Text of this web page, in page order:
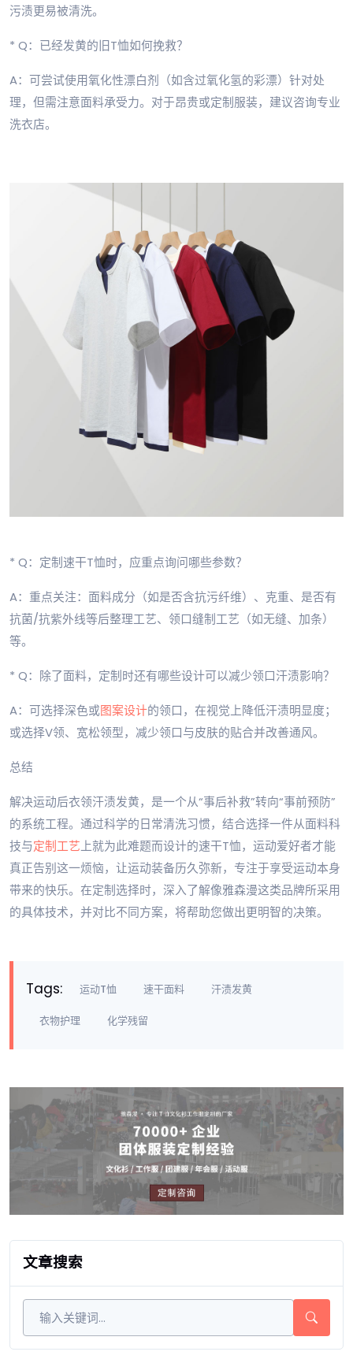
污渍更易被清洗。
* Q：已经发黄的旧T恤如何挽救？
A：可尝试使用氧化性漂白剂（如含过氧化氢的彩漂）针对处
理，但需注意面料承受力。对于昂贵或定制服装，建议咨询专业
洗衣店。
* Q：定制速干T恤时，应重点询问哪些参数？
A：重点关注：面料成分（如是否含抗污纤维）、克重、是否有
抗菌/抗紫外线等后整理工艺、领口缝制工艺（如无缝、加条）
等。
* Q：除了面料，定制时还有哪些设计可以减少领口汗渍影响？
A：可选择深色或图案设计的领口，在视觉上降低汗渍明显度；
或选择V领、宽松领型，减少领口与皮肤的贴合并改善通风。
总结
解决运动后衣领汗渍发黄，是一个从“事后补救”转向“事前预防”
的系统工程。通过科学的日常清洗习惯，结合选择一件从面料科
技与定制工艺上就为此难题而设计的速干T恤，运动爱好者才能
真正告别这一烦恼，让运动装备历久弥新，专注于享受运动本身
带来的快乐。在定制选择时，深入了解像雅森漫这类品牌所采用
的具体技术，并对比不同方案，将帮助您做出更明智的决策。
Tags: 运动T恤 速干面料 汗渍发黄
衣物护理 化学残留
文章搜索